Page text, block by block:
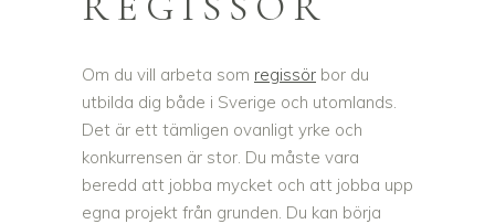
Om du vill arbeta som regissör bor du
utbilda dig både i Sverige och utomlands.
Det är ett tämligen ovanligt yrke och
konkurrensen är stor. Du måste vara
beredd att jobba mycket och att jobba upp
egna projekt från grunden. Du kan börja